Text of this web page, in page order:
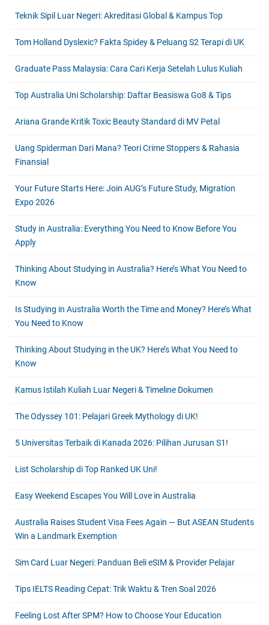
Teknik Sipil Luar Negeri: Akreditasi Global & Kampus Top
Tom Holland Dyslexic? Fakta Spidey & Peluang S2 Terapi di UK
Graduate Pass Malaysia: Cara Cari Kerja Setelah Lulus Kuliah
Top Australia Uni Scholarship: Daftar Beasiswa Go8 & Tips
Ariana Grande Kritik Toxic Beauty Standard di MV Petal
Uang Spiderman Dari Mana? Teori Crime Stoppers & Rahasia
Finansial
Your Future Starts Here: Join AUG’s Future Study, Migration
Expo 2026
Study in Australia: Everything You Need to Know Before You
Apply
Thinking About Studying in Australia? Here’s What You Need to
Know
Is Studying in Australia Worth the Time and Money? Here’s What
You Need to Know
Thinking About Studying in the UK? Here’s What You Need to
Know
Kamus Istilah Kuliah Luar Negeri & Timeline Dokumen
The Odyssey 101: Pelajari Greek Mythology di UK!
5 Universitas Terbaik di Kanada 2026: Pilihan Jurusan S1!
List Scholarship di Top Ranked UK Uni!
Easy Weekend Escapes You Will Love in Australia
Australia Raises Student Visa Fees Again — But ASEAN Students
Win a Landmark Exemption
Sim Card Luar Negeri: Panduan Beli eSIM & Provider Pelajar
Tips IELTS Reading Cepat: Trik Waktu & Tren Soal 2026
Feeling Lost After SPM? How to Choose Your Education